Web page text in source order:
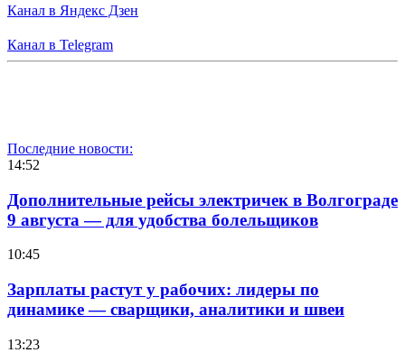
Канал в Яндекс Дзен
Канал в Telegram
Последние новости:
14:52
Дополнительные рейсы электричек в Волгограде
9 августа — для удобства болельщиков
10:45
Зарплаты растут у рабочих: лидеры по
динамике — сварщики, аналитики и швеи
13:23